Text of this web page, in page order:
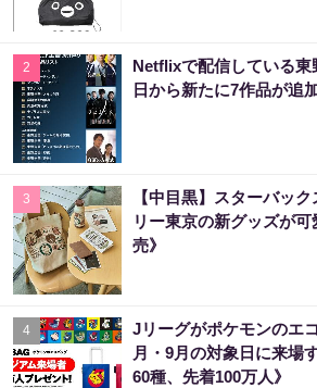
2
Netflixで配信している東
日から新たに7作品が追
3
【中目黒】スターバッ
リー東京の新グッズが
売》
4
Jリーグがポケモンのエ
月・9月の対象日に来場
60種、先着100万人》